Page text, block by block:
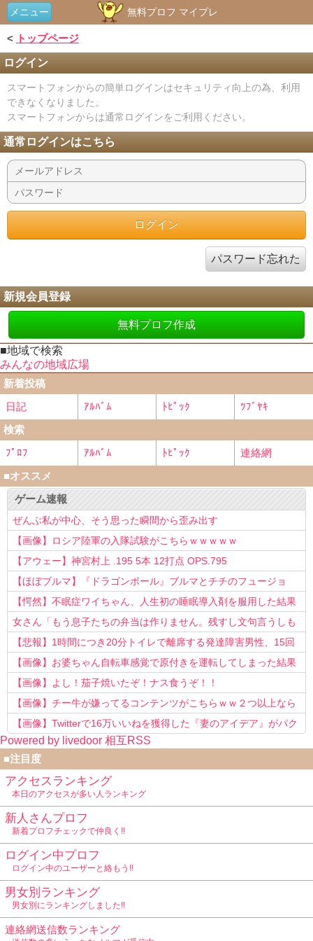
メニュー 無料プロフ マイプレ
< トップページ
ログイン
スマートフォンからの簡単ログインはセキュリティ向上の為、利用
できなくなりました。
スマートフォンからは通常ログインをご利用ください。
通常ログインはこちら
パスワード忘れた
新規会員登録
無料プロフ作成
■地域で検索
みんなの地域広場
新着投稿
日記
ｱﾙﾊﾞﾑ ﾄﾋﾟｯｸ
ﾂﾌﾞﾔｷ
検索
ﾌﾟﾛﾌ
ｱﾙﾊﾞﾑ ﾄﾋﾟｯｸ
連絡網
■オススメ
ゲーム速報
ぜんぶ私が中心、そう思った瞬間から歪み出す
【画像】ロシア陸軍の入隊試験がこちらｗｗｗｗｗ
【アウェー】神宮村上 .195 5本 12打点 OPS.795
【ほぼブルマ】『ドラゴンボール』ブルマとチチのフュージョ
ン、クッソ可愛すぎるwwwwwww
【愕然】不眠症ワイちゃん、人生初の睡眠導入剤を服用した結果
ｗｗｗｗ
女さん「もう息子たちの弁当は作りません。残すし文句言うしも
う知らない！」
【悲報】1時間につき20分トイレで離席する発達障害男性、15回
以上転職を重ねてしまう
【画像】お婆ちゃん自転車感覚で原付きを運転してしまった結果
www
【画像】よし！茄子焼いたぞ！ナス食うぞ！！
【画像】チー牛が嫌ってるコンテンツがこちらｗｗ２つ以上なら
確定ｗｗ
【画像】Twitterで16万いいねを獲得した『妻のアイデア』がパク
リで草www
Powered by livedoor 相互RSS
■注目度
アクセスランキング
本日のアクセスが多い人ランキング
新人さんプロフ
新着プロフチェックで仲良く!!
ログイン中プロフ
ログイン中のユーザーと絡もう!!
男女別ランキング
男女別にランキングしました!!
連絡網送信数ランキング